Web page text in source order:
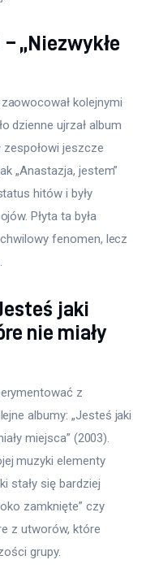
„Niezwykłe
kolejnymi
dzienne ujrzał album
zespołowi jeszcze
„Anastazja, jestem”
hitów i były
Płyta ta była
fenomen, lecz
jaki
nie miały
z
albumy: „Jesteś jaki
miejsca” (2003).
muzyki elementy
stały się bardziej
zamknięte” czy
z utworów, które
grupy.